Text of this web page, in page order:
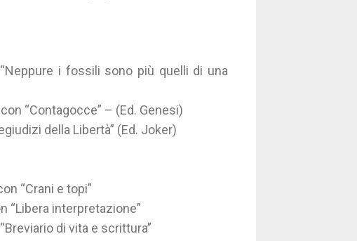
i fossili sono più quelli di una
“Contagocce” – (Ed. Genesi)
della Libertà” (Ed. Joker)
“Crani e topi”
“Libera interpretazione”
di vita e scrittura”